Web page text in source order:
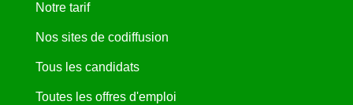
Notre tarif
Nos sites de codiffusion
Tous les candidats
Toutes les offres d'emploi